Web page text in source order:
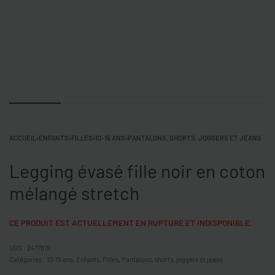
ACCUEIL ›ENFANTS›FILLES›10-15 ANS›PANTALONS, SHORTS, JOGGERS ET JEANS
Legging évasé fille noir en coton
mélangé stretch
CE PRODUIT EST ACTUELLEMENT EN RUPTURE ET INDISPONIBLE.
2477819
Catégories :
10-15 ans Enfants Filles Pantalons, shorts, joggers et jeans